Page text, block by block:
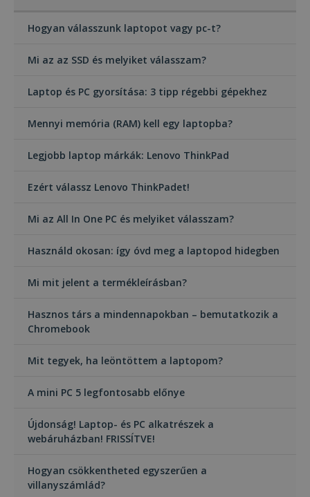
Hogyan válasszunk laptopot vagy pc-t?
Mi az az SSD és melyiket válasszam?
Laptop és PC gyorsítása: 3 tipp régebbi gépekhez
Mennyi memória (RAM) kell egy laptopba?
Legjobb laptop márkák: Lenovo ThinkPad
Ezért válassz Lenovo ThinkPadet!
Mi az All In One PC és melyiket válasszam?
Használd okosan: így óvd meg a laptopod hidegben
Mi mit jelent a termékleírásban?
Hasznos társ a mindennapokban – bemutatkozik a
Chromebook
Mit tegyek, ha leöntöttem a laptopom?
A mini PC 5 legfontosabb előnye
Újdonság! Laptop- és PC alkatrészek a
webáruházban! FRISSÍTVE!
Hogyan csökkentheted egyszerűen a
villanyszámlád?